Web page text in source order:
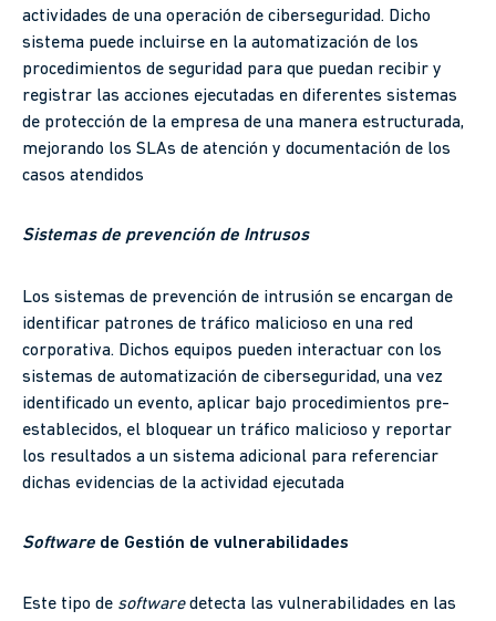
actividades de una operación de ciberseguridad. Dicho
sistema puede incluirse en la automatización de los
procedimientos de seguridad para que puedan recibir y
registrar las acciones ejecutadas en diferentes sistemas
de protección de la empresa de una manera estructurada,
mejorando los SLAs de atención y documentación de los
casos atendidos
Sistemas de prevención de Intrusos
Los sistemas de prevención de intrusión se encargan de
identificar patrones de tráfico malicioso en una red
corporativa. Dichos equipos pueden interactuar con los
sistemas de automatización de ciberseguridad, una vez
identificado un evento, aplicar bajo procedimientos pre-
establecidos, el bloquear un tráfico malicioso y reportar
los resultados a un sistema adicional para referenciar
dichas evidencias de la actividad ejecutada
Software de Gestión de vulnerabilidades
Este tipo de softwaredetecta las vulnerabilidades en las